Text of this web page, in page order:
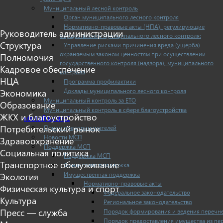
Муниципальный лесной контроль
Орган муниципального лесного контроля
Нормативно-правовые акты (НПА), регулирующие
осуществление муниципального лесного контроля:
Управление рисками причинения вреда (ущерба)
охраняемым законом ценностям при осуществлении
государственного контроля (надзора), муниципального
контроля
Программа профилактики
Доклады муниципального лесного контроля
Муниципальный контроль за ЕТО
Муниципальный контроль в сфере благоустройства
МАЛЫЙ БИЗНЕС
Прием предпринимателей
Новости МСП
Поддержка МСП
Поддержка МСП
Финансовая поддержка
Имущественная поддержка
Нормативно-правовые акты
Федеральное законодательство
Региональное законодательство
Порядок формирования и ведения
Порядок предоставления имущества из
Руководитель администрации
Структура
Полномочия
Кадровое обеспечение
НЦА
Экономика
Образование
ЖКХ и благоустройство
Потребительский рынок
Здравоохранение
Социальная политика
Транспортное обслуживание
Экология
Физическая культура и спорт
Культура
Пресс — служба